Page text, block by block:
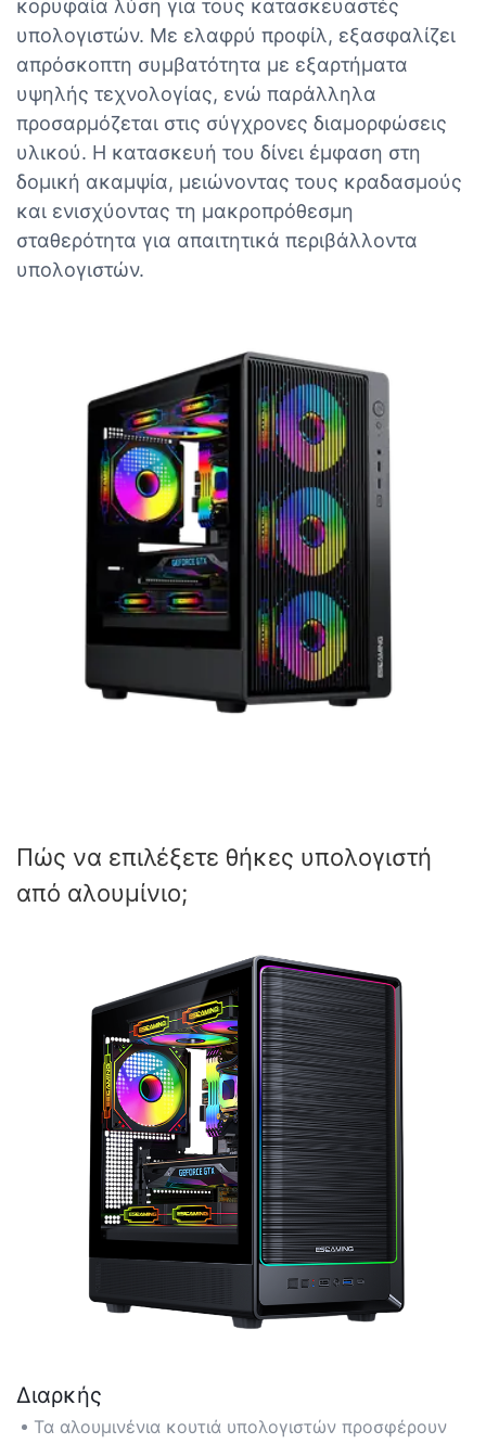
κορυφαία λύση για τους κατασκευαστές
υπολογιστών. Με ελαφρύ προφίλ, εξασφαλίζει
απρόσκοπτη συμβατότητα με εξαρτήματα
υψηλής τεχνολογίας, ενώ παράλληλα
προσαρμόζεται στις σύγχρονες διαμορφώσεις
υλικού. Η κατασκευή του δίνει έμφαση στη
δομική ακαμψία, μειώνοντας τους κραδασμούς
και ενισχύοντας τη μακροπρόθεσμη
σταθερότητα για απαιτητικά περιβάλλοντα
υπολογιστών.
Πώς να επιλέξετε θήκες υπολογιστή
από αλουμίνιο;
Διαρκής
Τα αλουμινένια κουτιά υπολογιστών προσφέρουν